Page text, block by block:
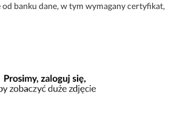
banku dane, w tym wymagany certyfikat,